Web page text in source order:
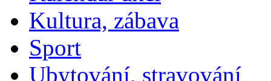
Kultura, zábava
Sport
Ubytování, stravování